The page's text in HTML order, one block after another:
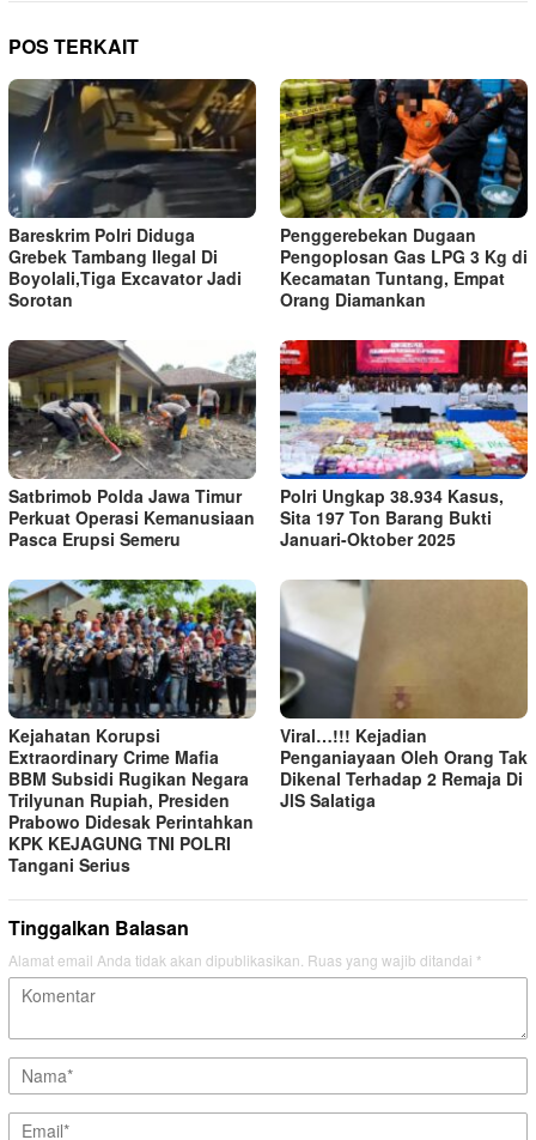
POS TERKAIT
Bareskrim Polri Diduga
Grebek Tambang Ilegal Di
Boyolali,Tiga Excavator Jadi
Sorotan
Penggerebekan Dugaan
Pengoplosan Gas LPG 3 Kg di
Kecamatan Tuntang, Empat
Orang Diamankan
Satbrimob Polda Jawa Timur
Perkuat Operasi Kemanusiaan
Pasca Erupsi Semeru
Polri Ungkap 38.934 Kasus,
Sita 197 Ton Barang Bukti
Januari-Oktober 2025
Kejahatan Korupsi
Extraordinary Crime Mafia
BBM Subsidi Rugikan Negara
Trilyunan Rupiah, Presiden
Prabowo Didesak Perintahkan
KPK KEJAGUNG TNI POLRI
Tangani Serius
Viral…!!! Kejadian
Penganiayaan Oleh Orang Tak
Dikenal Terhadap 2 Remaja Di
JlS Salatiga
Tinggalkan Balasan
Alamat email Anda tidak akan dipublikasikan. Ruas yang wajib ditandai *